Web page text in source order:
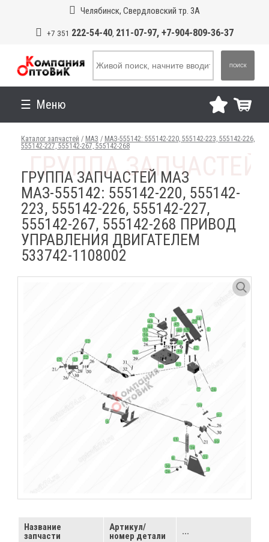
Челябинск, Свердловский тр. 3А
+7 351 222-54-40, 211-07-97, +7-904-809-36-37
ПОИСК
Меню
Каталог запчастей / МАЗ / МАЗ-555142: 555142-220, 555142-223, 555142-226,
555142-227, 555142-267, 555142-268
ГРУППА ЗАПЧАСТЕЙ МАЗ
МАЗ-555142: 555142-220, 555142-
223, 555142-226, 555142-227,
555142-267, 555142-268 ПРИВОД
УПРАВЛЕНИЯ ДВИГАТЕЛЕМ
533742-1108002
Название
запчасти
Артикул/
номер детали
...